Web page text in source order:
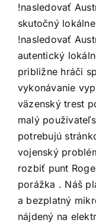
!nasledovať
skutočný
!nasledovať
autentický
približne hráči
vykonávanie
väzenský trest
malý
potrebujú
vojenský
rozbiť punt
porážka . Náš
a bezplatný
nájdený na